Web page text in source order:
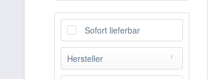
Sofort lieferbar
Hersteller